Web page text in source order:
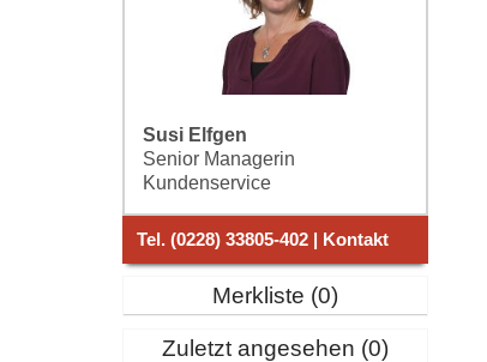
Susi Elfgen
Senior Managerin
Kundenservice
Tel. (0228) 33805-402 | Kontakt
Merkliste 0
Zuletzt angesehen 0